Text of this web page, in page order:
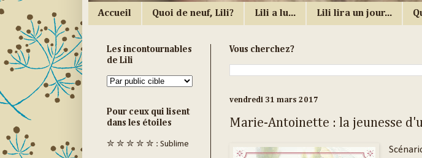
Accueil Quoi de neuf, Lili? Lili a lu... Lili lira un jour...
Vous cherchez?
vendredi 31 mars 2017
Marie-Antoinette : la jeunesse
Les incontournables
de Lili
Pour ceux qui lisent
dans les étoiles
✮ ✮ ✮ ✮ ✮ : Sublime